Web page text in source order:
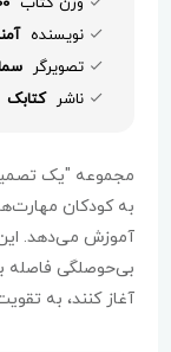
نویسنده
تصویرگر
ناشر کتابک
مجموعه "یک
به کودکان
آموزش می‌دهد.
بی‌حوصلگی فاصله
آغاز کنند، به